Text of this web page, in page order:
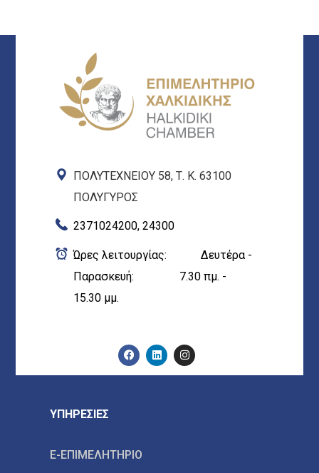
ΠΟΛΥΤΕΧΝΕΙΟΥ 58, Τ. Κ. 63100
ΠΟΛΥΓΥΡΟΣ
2371024200, 24300
Ώρες λειτουργίας: Δευτέρα -
Παρασκευή: 7.30 πμ. -
15.30 μμ.
ΥΠΗΡΕΣΙΕΣ
E-ΕΠΙΜΕΛΗΤΗΡΙΟ